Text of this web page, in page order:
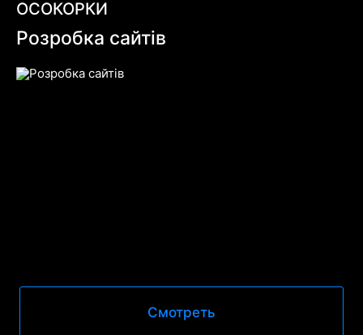
ОСОКОРКИ
Розробка сайтів
Смотреть